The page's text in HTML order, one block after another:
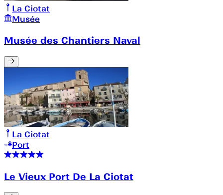
La Ciotat
Musée
Musée des Chantiers Naval
La Ciotat
Port
Le Vieux Port De La Ciotat